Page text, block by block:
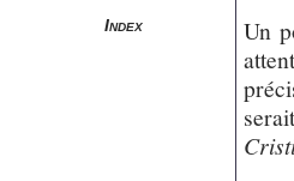
Index
Un